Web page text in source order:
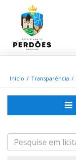
Início Transparência